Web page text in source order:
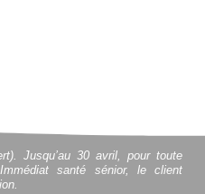
Jusqu’au 30 avril, pour toute
santé sénior, le client